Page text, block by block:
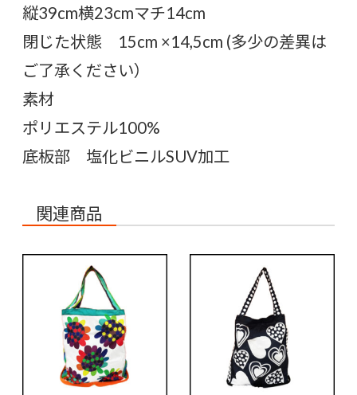
縦39cm横23cmマチ14cm
閉じた状態 15cm ×14,5cm (多少の差異は
ご了承ください）
素材
ポリエステル100%
底板部 塩化ビニルSUV加工
関連商品